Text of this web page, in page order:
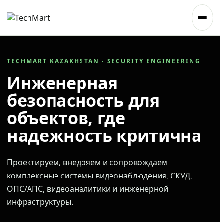
TECHMART KAZAKHSTAN · SECURITY ENGINEERING
Инженерная
безопасность для
объектов, где
надежность критична
Проектируем, внедряем и сопровождаем
комплексные системы видеонаблюдения, СКУД,
ОПС/АПС, видеоаналитики и инженерной
инфраструктуры.